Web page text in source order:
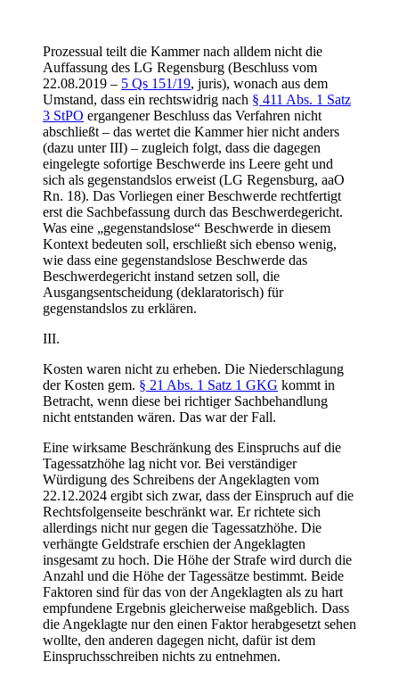
Prozessual teilt die Kammer nach alldem nicht die
Auffassung des LG Regensburg (Beschluss vom
22.08.2019 – 5 Qs 151/19, juris), wonach aus dem
Umstand, dass ein rechtswidrig nach § 411 Abs. 1 Satz
3 StPO ergangener Beschluss das Verfahren nicht
abschließt – das wertet die Kammer hier nicht anders
(dazu unter III) – zugleich folgt, dass die dagegen
eingelegte sofortige Beschwerde ins Leere geht und
sich als gegenstandslos erweist (LG Regensburg, aaO
Rn. 18). Das Vorliegen einer Beschwerde rechtfertigt
erst die Sachbefassung durch das Beschwerdegericht.
Was eine „gegenstandslose“ Beschwerde in diesem
Kontext bedeuten soll, erschließt sich ebenso wenig,
wie dass eine gegenstandslose Beschwerde das
Beschwerdegericht instand setzen soll, die
Ausgangsentscheidung (deklaratorisch) für
gegenstandslos zu erklären.
III.
Kosten waren nicht zu erheben. Die Niederschlagung
der Kosten gem. § 21 Abs. 1 Satz 1 GKG kommt in
Betracht, wenn diese bei richtiger Sachbehandlung
nicht entstanden wären. Das war der Fall.
Eine wirksame Beschränkung des Einspruchs auf die
Tagessatzhöhe lag nicht vor. Bei verständiger
Würdigung des Schreibens der Angeklagten vom
22.12.2024 ergibt sich zwar, dass der Einspruch auf die
Rechtsfolgenseite beschränkt war. Er richtete sich
allerdings nicht nur gegen die Tagessatzhöhe. Die
verhängte Geldstrafe erschien der Angeklagten
insgesamt zu hoch. Die Höhe der Strafe wird durch die
Anzahl und die Höhe der Tagessätze bestimmt. Beide
Faktoren sind für das von der Angeklagten als zu hart
empfundene Ergebnis gleicherweise maßgeblich. Dass
die Angeklagte nur den einen Faktor herabgesetzt sehen
wollte, den anderen dagegen nicht, dafür ist dem
Einspruchsschreiben nichts zu entnehmen.